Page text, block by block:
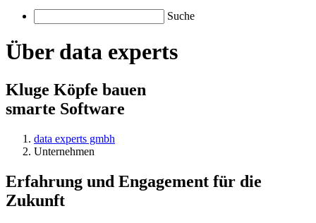
Suche
Über data experts
Kluge Köpfe bauen
smarte Software
data experts gmbh
Unternehmen
Erfahrung und Engagement für die
Zukunft